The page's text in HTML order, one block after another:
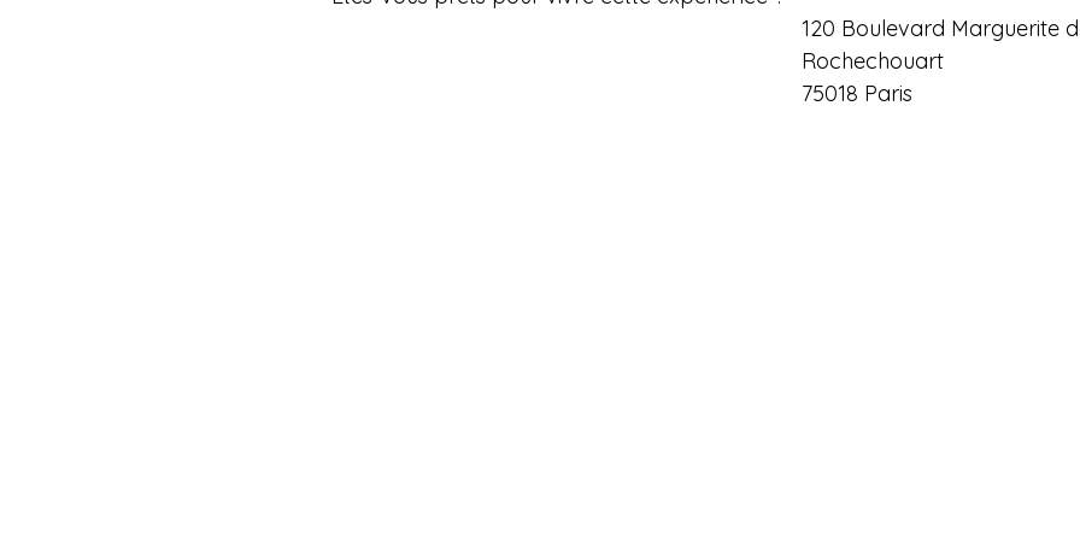
120 Boulevard Marguerite
Rochechouart
75018 Paris